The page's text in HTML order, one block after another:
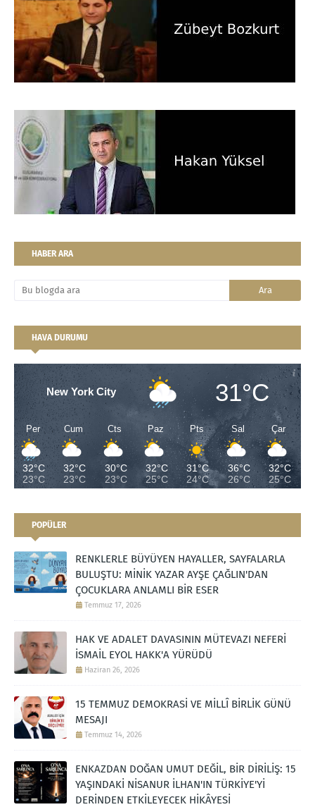
HABER ARA
HAVA DURUMU
New York City 31°C
Per
32°C
23°C
Cum
32°C
23°C
Cts
30°C
23°C
Paz
32°C
25°C
Pts
31°C
24°C
Sal
36°C
26°C
Çar
32°C
25°C
POPÜLER
RENKLERLE BÜYÜYEN HAYALLER, SAYFALARLA
BULUŞTU: MİNİK YAZAR AYŞE ÇAĞLIN'DAN
ÇOCUKLARA ANLAMLI BİR ESER
Temmuz 17, 2026
HAK VE ADALET DAVASININ MÜTEVAZI NEFERİ
İSMAİL EYOL HAKK'A YÜRÜDÜ
Haziran 26, 2026
15 TEMMUZ DEMOKRASİ VE MİLLÎ BİRLİK GÜNÜ
MESAJI
Temmuz 14, 2026
ENKAZDAN DOĞAN UMUT DEĞİL, BİR DİRİLİŞ: 15
YAŞINDAKİ NİSANUR İLHAN'IN TÜRKİYE'Yİ
DERİNDEN ETKİLEYECEK HİKÂYESİ